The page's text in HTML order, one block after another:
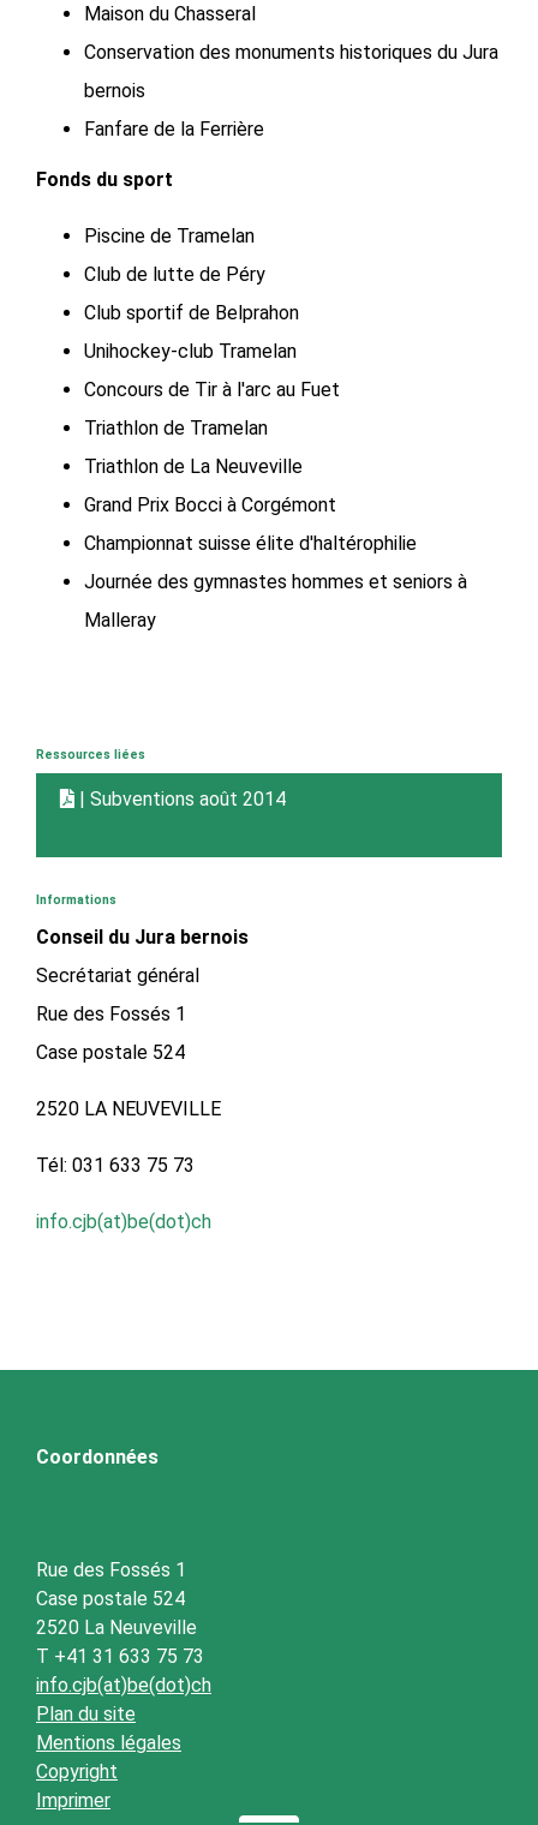
Maison du Chasseral
Conservation des monuments historiques du Jura
bernois
Fanfare de la Ferrière
Fonds du sport
Piscine de Tramelan
Club de lutte de Péry
Club sportif de Belprahon
Unihockey-club Tramelan
Concours de Tir à l'arc au Fuet
Triathlon de Tramelan
Triathlon de La Neuveville
Grand Prix Bocci à Corgémont
Championnat suisse élite d'haltérophilie
Journée des gymnastes hommes et seniors à
Malleray
Ressources liées
| Subventions août 2014
Informations
Conseil du Jura bernois
Secrétariat général
Rue des Fossés 1
Case postale 524
2520 LA NEUVEVILLE
Tél: 031 633 75 73
info.cjb(at)be(dot)ch
Coordonnées
Rue des Fossés 1
Case postale 524
2520 La Neuveville
T +41 31 633 75 73
info.cjb(at)be(dot)ch
Plan du site
Mentions légales
Copyright
Imprimer